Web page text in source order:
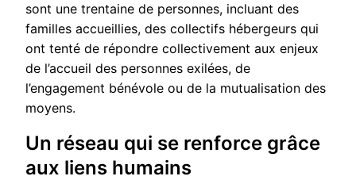
sont une trentaine de personnes, incluant des
familles accueillies, des collectifs hébergeurs qui
ont tenté de répondre collectivement aux enjeux
de l’accueil des personnes exilées, de
l’engagement bénévole ou de la mutualisation des
moyens.
Un réseau qui se renforce grâce
aux liens humains